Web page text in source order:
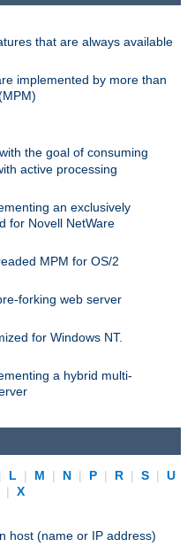
that are always available
implemented by more than
the goal of consuming
active processing
an exclusively
for Novell NetWare
MPM for OS/2
forking web server
for Windows NT.
a hybrid multi-
L | M | N | P | R | S |
U
|
X
host (name or IP address)